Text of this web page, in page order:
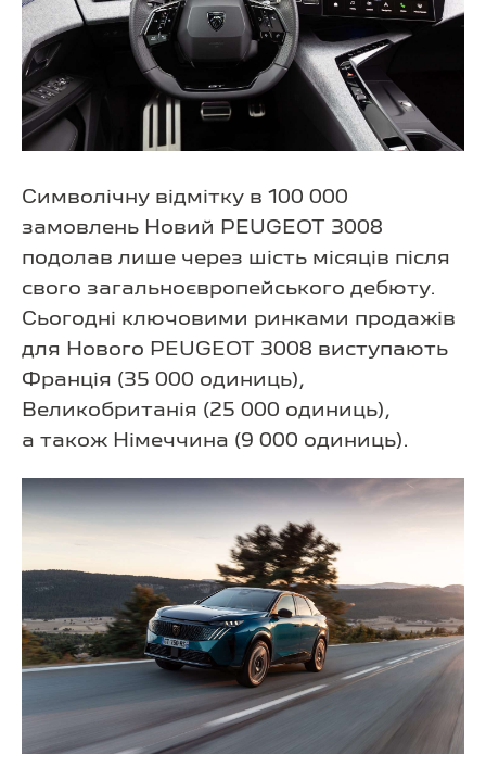
Символічну відмітку в 100 000
замовлень Новий PEUGEOT 3008
подолав лише через шість місяців після
свого загальноєвропейського дебюту.
Сьогодні ключовими ринками продажів
для Нового PEUGEOT 3008 виступають
Франція (35 000 одиниць),
Великобританія (25 000 одиниць),
а також Німеччина (9 000 одиниць).